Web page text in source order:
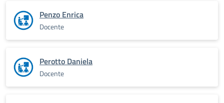
Penzo Enrica
Docente
Perotto Daniela
Docente